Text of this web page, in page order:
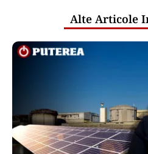
Alte Articole